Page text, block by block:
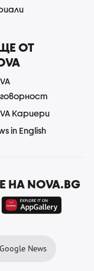
ОТ
Кариери
in English
NOVA.BG
News